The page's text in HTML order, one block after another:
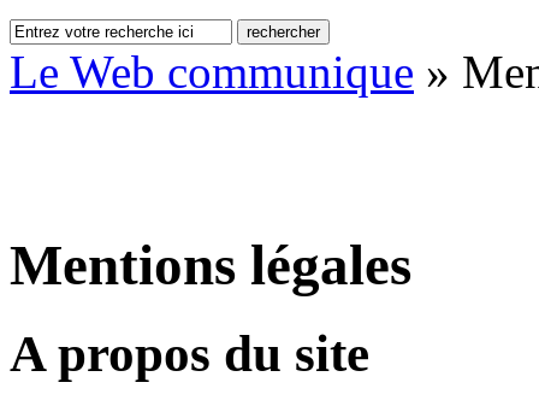
Le Web communique »
Mentions légales
A propos du site